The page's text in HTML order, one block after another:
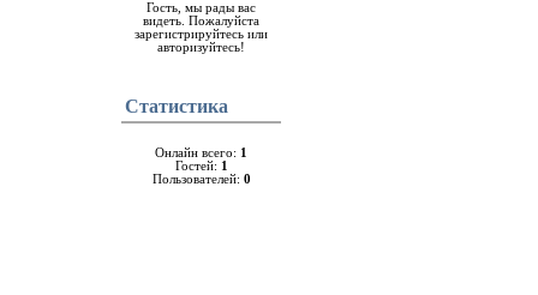
Гость, мы рады вас
видеть. Пожалуйста
зарегистрируйтесь или
авторизуйтесь!
Cтатистика
Онлайн всего: 1
Гостей: 1
Пользователей: 0